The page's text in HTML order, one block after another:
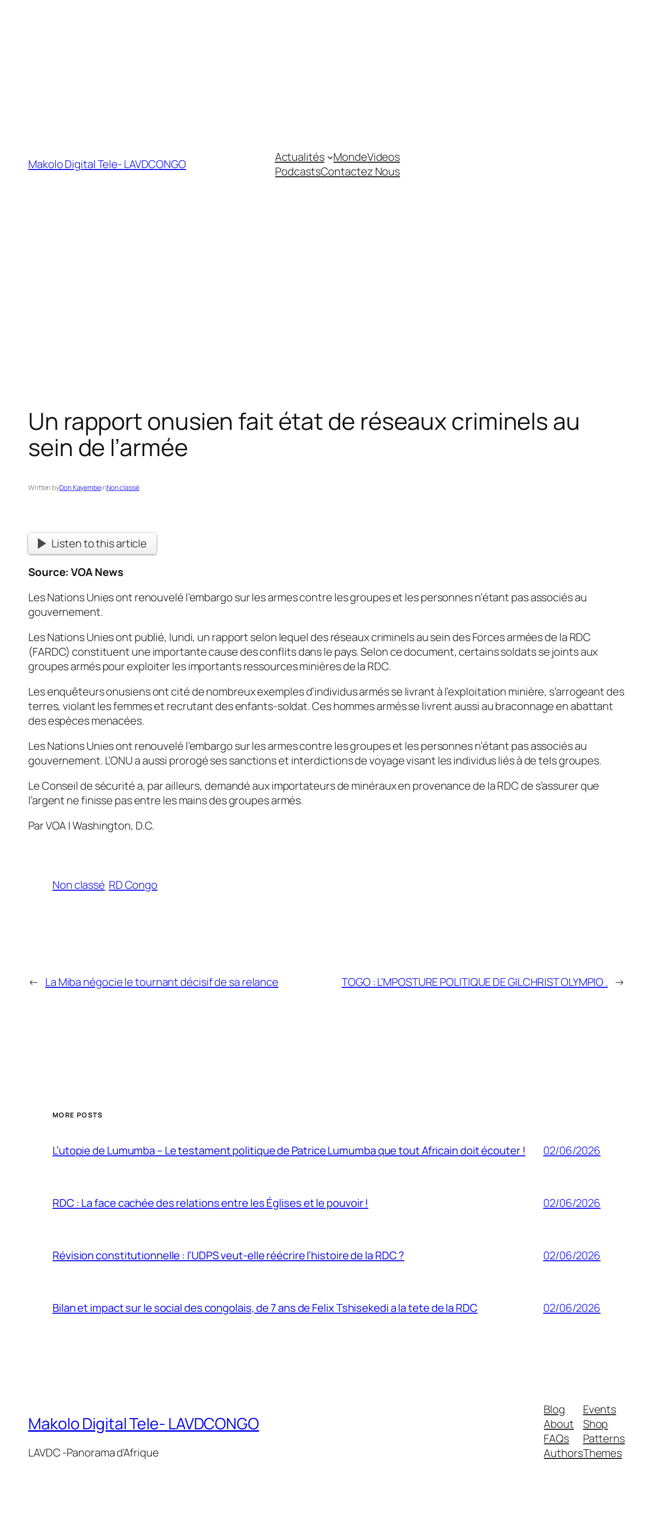
Makolo Digital Tele- LAVDCONGO Actualités MondeVideos
PodcastsContactez Nous
Un rapport onusien fait état de réseaux criminels au
sein de l’armée
Written byDon KayembeinNon classé
Listen to this article
Source:VOA News
Les Nations Unies ont renouvelé l’embargo sur les armes contre les groupes et les personnes n’étant pas associés au
gouvernement.
Les Nations Unies ont publié, lundi, un rapport selon lequel des réseaux criminels au sein des Forces armées de la RDC
(FARDC) constituent une importante cause des conflits dans le pays. Selon ce document, certains soldats se joints aux
groupes armés pour exploiter les importants ressources minières de la RDC.
Les enquêteurs onusiens ont cité de nombreux exemples d’individus armés se livrant à l’exploitation minière, s’arrogeant des
terres, violant les femmes et recrutant des enfants-soldat. Ces hommes armés se livrent aussi au braconnage en abattant
des espèces menacées.
Les Nations Unies ont renouvelé l’embargo sur les armes contre les groupes et les personnes n’étant pas associés au
gouvernement. L’ONU a aussi prorogé ses sanctions et interdictions de voyage visant les individus liés à de tels groupes.
Le Conseil de sécurité a, par ailleurs, demandé aux importateurs de minéraux en provenance de la RDC de s’assurer que
l’argent ne finisse pas entre les mains des groupes armés.
Par VOA | Washington, D.C.
Non classé RD Congo
← La Miba négocie le tournant décisif de sa relance TOGO : L’MPOSTURE POLITIQUE DE GILCHRIST OLYMPIO . →
MORE POSTS
L’utopie de Lumumba – Le testament politique de Patrice Lumumba que tout Africain doit écouter ! 02/06/2026
RDC : La face cachée des relations entre les Églises et le pouvoir ! 02/06/2026
Révision constitutionnelle : l’UDPS veut-elle réécrire l’histoire de la RDC ? 02/06/2026
Bilan et impact sur le social des congolais, de 7 ans de Felix Tshisekedi a la tete de la RDC 02/06/2026
Makolo Digital Tele- LAVDCONGO
LAVDC -Panorama d'Afrique
Blog
About
FAQs
Authors
Events
Shop
Patterns
Themes